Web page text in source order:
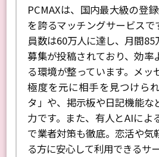
PCMAXは、国内最大級の登
を誇るマッチングサービスで
員数は60万人に達し、月間85
募集が投稿されており、効率
る環境が整っています。メッ
極度を元に相手を見つけら
タ」や、掲示板や日記機能な
力です。また、有人とAIによ
で業者対策も徹底。恋活や気
る方に安心して利用できるサ